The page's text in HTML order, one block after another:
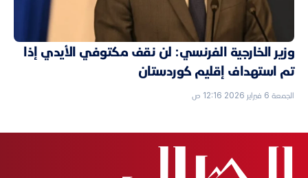
وزير الخارجية الفرنسي: لن نقف مكتوفي الأيدي إذا
تم استهداف إقليم كوردستان
الجمعة 6 فبراير 2026 12:16 ص